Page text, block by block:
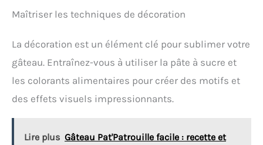
Maîtriser les techniques de décoration
La décoration est un élément clé pour sublimer votre
gâteau. Entraînez-vous à utiliser la pâte à sucre et
les colorants alimentaires pour créer des motifs et
des effets visuels impressionnants.
Lire plus Gâteau Pat'Patrouille facile : recette et